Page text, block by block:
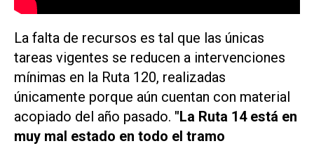
La falta de recursos es tal que las únicas
tareas vigentes se reducen a intervenciones
mínimas en la Ruta 120, realizadas
únicamente porque aún cuentan con material
acopiado del año pasado. "La Ruta 14 está en
muy mal estado en todo el tramo